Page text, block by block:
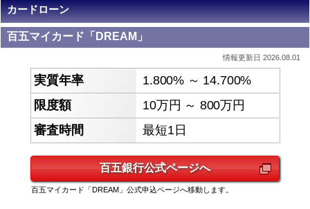
カードローン
百五マイカード「DREAM」
情報更新日 2026.08.01
1.800% ～ 14.700%
10万円 ～ 800万円
最短1日
百五銀行公式ページへ
百五マイカード「DREAM」公式申込ページへ移動します。